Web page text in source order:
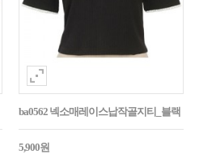
ba0562 넥소매레이스납작골지티_블랙
5,900원